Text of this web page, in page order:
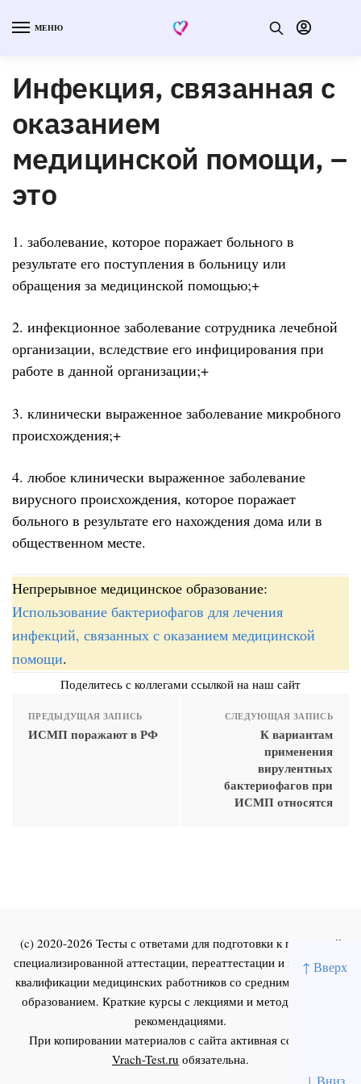
↑ Вверх
↓ Вниз
МЕНЮ
Инфекция, связанная с
оказанием
медицинской помощи, –
это
1. заболевание, которое поражает больного в
результате его поступления в больницу или
обращения за медицинской помощью;+
2. инфекционное заболевание сотрудника лечебной
организации, вследствие его инфицирования при
работе в данной организации;+
3. клинически выраженное заболевание микробного
происхождения;+
4. любое клинически выраженное заболевание
вирусного происхождения, которое поражает
больного в результате его нахождения дома или в
общественном месте.
Непрерывное медицинское образование:
Использование бактериофагов для лечения
инфекций, связанных с оказанием медицинской
помощи.
Поделитесь с коллегами ссылкой на наш сайт
ПРЕДЫДУЩАЯ ЗАПИСЬ
ИСМП поражают в РФ
СЛЕДУЮЩАЯ ЗАПИСЬ
К вариантам
применения
вирулентных
бактериофагов при
ИСМП относятся
(c) 2020-2026 Тесты с ответами для подготовки к первичной
специализированной аттестации, переаттестации и повышения
квалификации медицинских работников со средним и высшим
образованием. Краткие курсы с лекциями и методическими
рекомендациями.
При копировании материалов с сайта активная ссылка на
Vrach-Test.ru обязательна.